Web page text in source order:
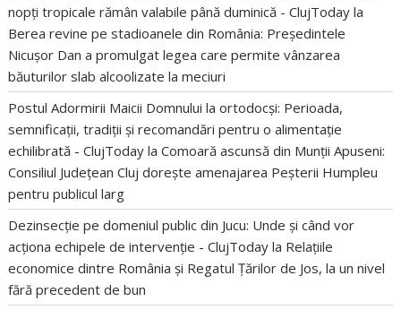
nopți tropicale rămân valabile până duminică - ClujToday la
Berea revine pe stadioanele din România: Președintele
Nicușor Dan a promulgat legea care permite vânzarea
băuturilor slab alcoolizate la meciuri
Postul Adormirii Maicii Domnului la ortodocși: Perioada,
semnificații, tradiții și recomandări pentru o alimentație
echilibrată - ClujToday laComoară ascunsă din Munții Apuseni:
Consiliul Județean Cluj dorește amenajarea Peșterii Humpleu
pentru publicul larg
Dezinsecție pe domeniul public din Jucu: Unde și când vor
acționa echipele de intervenție - ClujToday la Relațiile
economice dintre România și Regatul Țărilor de Jos, la un nivel
fără precedent de bun